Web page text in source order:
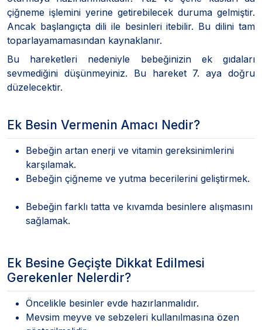
çiğneme işlemini yerine getirebilecek duruma gelmiştir.
Ancak başlangıçta dili ile besinleri itebilir. Bu dilini tam
toparlayamamasından kaynaklanır.
Bu hareketleri nedeniyle bebeğinizin ek gıdaları
sevmediğini düşünmeyiniz. Bu hareket 7. aya doğru
düzelecektir.
Ek Besin Vermenin Amacı Nedir?
Bebeğin artan enerji ve vitamin gereksinimlerini
karşılamak.
Bebeğin çiğneme ve yutma becerilerini geliştirmek.
Bebeğin farklı tatta ve kıvamda besinlere alışmasını
sağlamak.
Ek Besine Geçişte Dikkat Edilmesi
Gerekenler Nelerdir?
Öncelikle besinler evde hazırlanmalıdır.
Mevsim meyve ve sebzeleri kullanılmasına özen